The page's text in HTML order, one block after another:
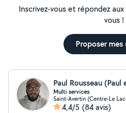
Inscrivez-vous et répondez
vous !
Proposer mes
Paul Rousseau (Paul
Multi services
Saint-Avertin (Centre-Le
4,4/5 (84 avis)